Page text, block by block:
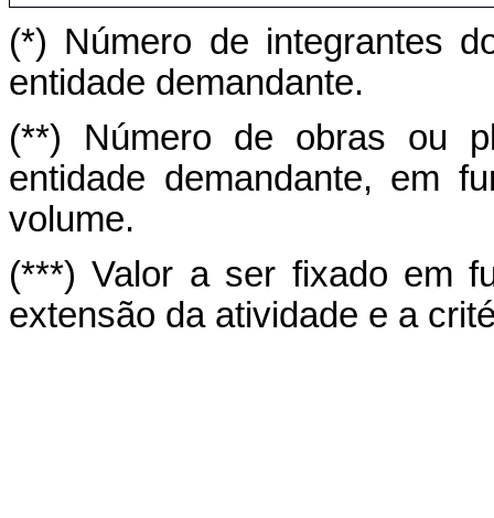
(*) Número de integrantes
entidade demandante.
(**) Número de obras ou
entidade demandante, em
volume.
(***) Valor a ser fixado em
extensão da atividade e a